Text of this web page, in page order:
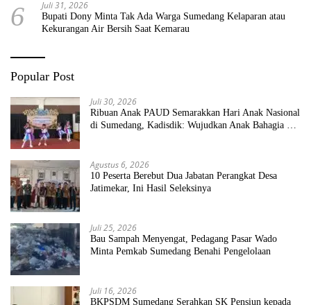
6 Juli 31, 2026
Bupati Dony Minta Tak Ada Warga Sumedang Kelaparan atau
Kekurangan Air Bersih Saat Kemarau
Popular Post
Juli 30, 2026
Ribuan Anak PAUD Semarakkan Hari Anak Nasional
di Sumedang, Kadisdik: Wujudkan Anak Bahagia dan
Agustus 6, 2026
10 Peserta Berebut Dua Jabatan Perangkat Desa
Jatimekar, Ini Hasil Seleksinya
Juli 25, 2026
Bau Sampah Menyengat, Pedagang Pasar Wado
Minta Pemkab Sumedang Benahi Pengelolaan
Juli 16, 2026
BKPSDM Sumedang Serahkan SK Pensiun kepada